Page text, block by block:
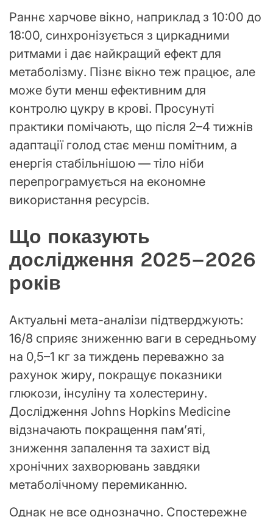
Раннє харчове вікно, наприклад з 10:00 до
18:00, синхронізується з циркадними
ритмами і дає найкращий ефект для
метаболізму. Пізнє вікно теж працює, але
може бути менш ефективним для
контролю цукру в крові. Просунуті
практики помічають, що після 2–4 тижнів
адаптації голод стає менш помітним, а
енергія стабільнішою — тіло ніби
перепрограмується на економне
використання ресурсів.
Що показують
дослідження 2025–2026
років
Актуальні мета-аналізи підтверджують:
16/8 сприяє зниженню ваги в середньому
на 0,5–1 кг за тиждень переважно за
рахунок жиру, покращує показники
глюкози, інсуліну та холестерину.
Дослідження Johns Hopkins Medicine
відзначають покращення пам’яті,
зниження запалення та захист від
хронічних захворювань завдяки
метаболічному перемиканню.
Однак не все однозначно. Спостережне